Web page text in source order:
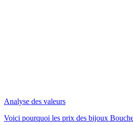
Analyse des valeurs
Voici pourquoi les prix des bijoux